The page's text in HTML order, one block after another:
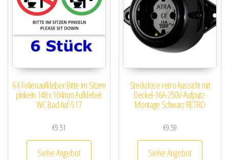
6 X Folienaufkleber Bitte im Sitzen
pinkeln 148 x 104mm Aufkleber
WC Bad Auf-517
€9.51
Siehe Angebot
Steckdose retro Aussicht mit
Deckel-16A-250V-Aufputz-
Montage Schwarz RETRO
€9.59
Siehe Angebot